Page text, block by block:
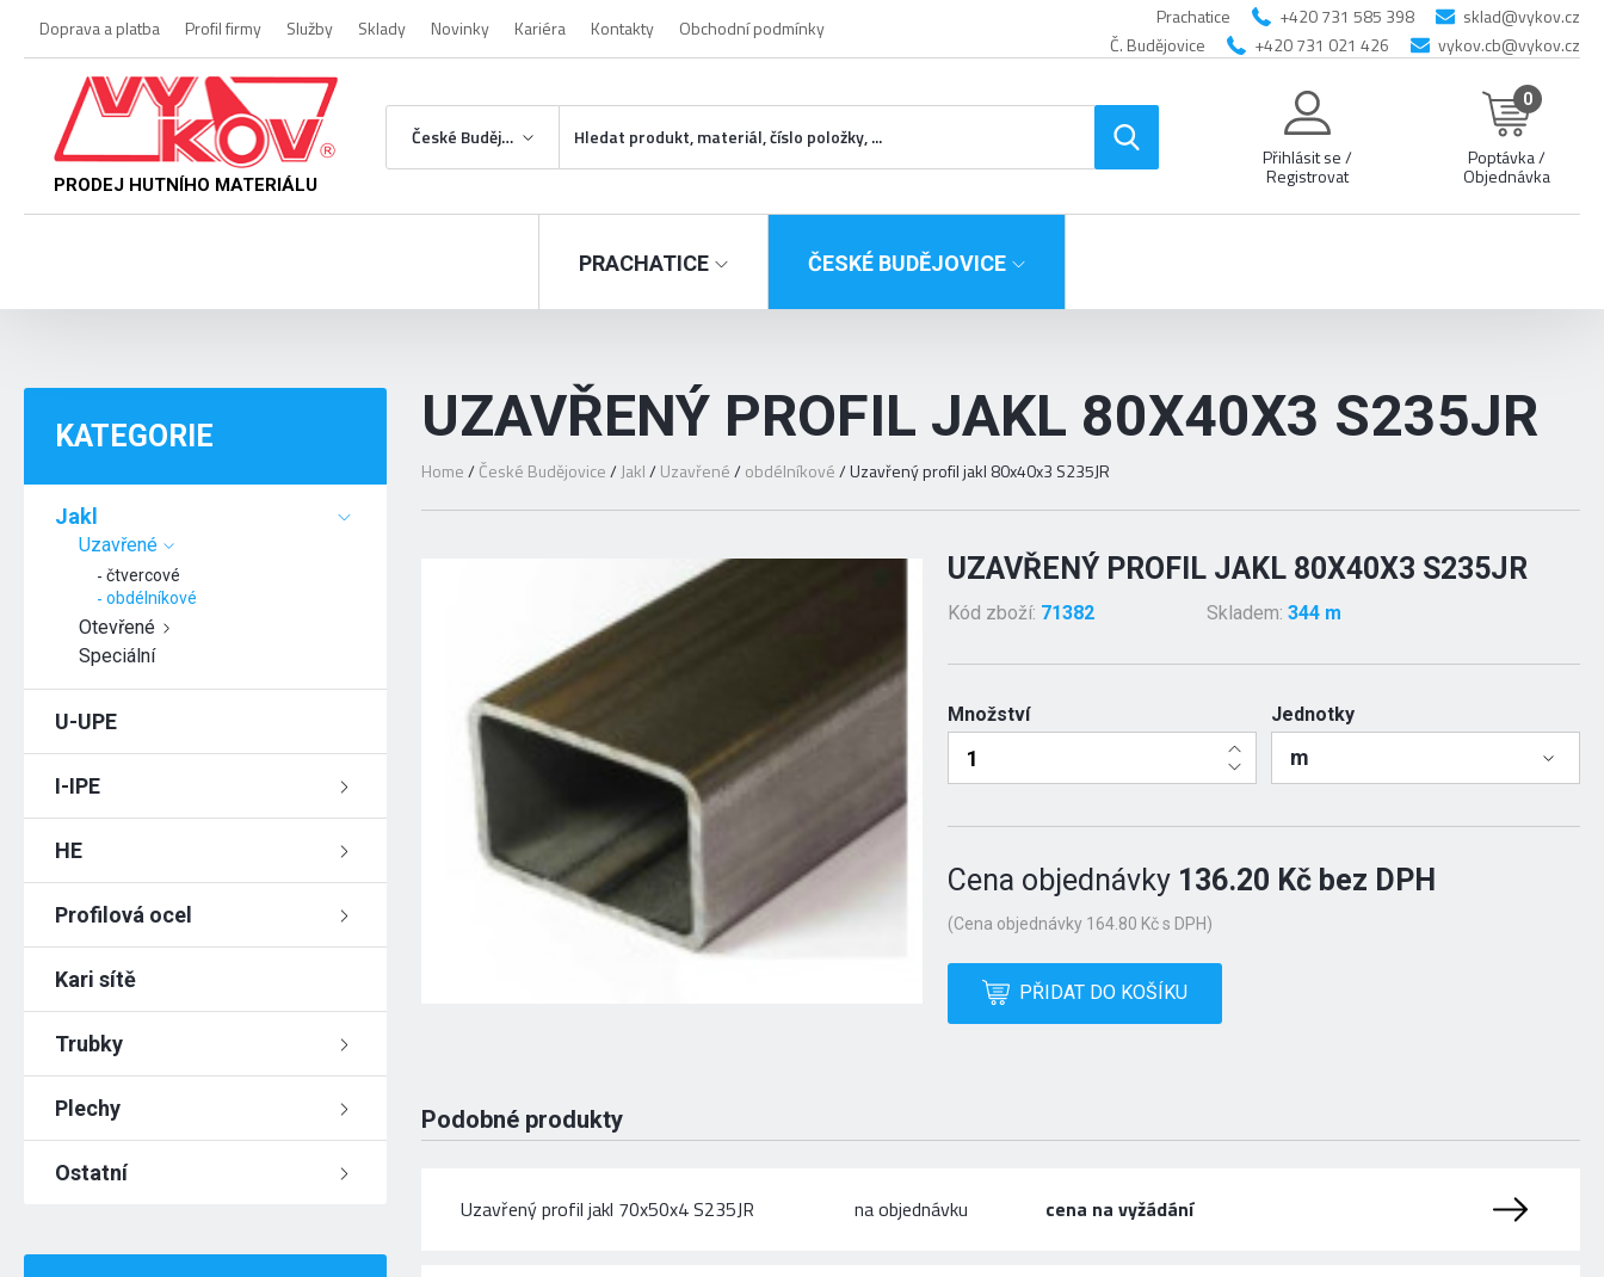
Doprava a platba Profil firmy Služby Sklady Novinky Kariéra Kontakty Obchodní podmínky Prachatice +420 731 585 398
sklad@vykov.cz
Č. Budějovice
+420 731 021 426 vykov.cb@vykov.cz
PRODEJ HUTNÍHO MATERIÁLU
České Budějovice
Přihlásit se /
Registrovat
0
Poptávka /
Objednávka
PRACHATICE ČESKÉ BUDĚJOVICE
KATEGORIE
Jakl
Uzavřené
čtvercové
obdélníkové
Otevřené
Speciální
U-UPE
I-IPE
HE
Profilová ocel
Kari sítě
Trubky
Plechy
Ostatní
UZAVŘENÝ PROFIL JAKL 80X40X3 S235JR
Home/ České Budějovice/ Jakl/ Uzavřené/ obdélníkové/Uzavřený profil jakl 80x40x3 S235JR
UZAVŘENÝ PROFIL JAKL 80X40X3 S235JR
Kód zboží: 71382 Skladem: 344 m
Množství Jednotky
m
Cena objednávky 136.20 Kč bez DPH
(Cena objednávky 164.80 Kč s DPH)
PŘIDAT DO KOŠÍKU
Podobné produkty
Uzavřený profil jakl 70x50x4 S235JR na objednávku cena na vyžádání